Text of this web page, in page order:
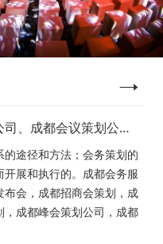
、成都会议策划公
新产品发布会策划、成
划、成都订货会策
谢会策划、成都高峰
都会议活动策划
途径和方法；会务策划的
展和执行的。成都会务服
会，成都招商会策划，成
成都峰会策划公司，成都